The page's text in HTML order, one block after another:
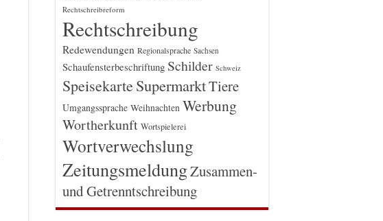
Rechtschreibreform
Rechtschreibung
Redewendungen Regionalsprache Sachsen
Schaufensterbeschriftung Schilder Schweiz
Speisekarte SupermarktTiere
Umgangssprache Weihnachten Werbung
Wortherkunft Wortspielerei
Wortverwechslung
ZeitungsmeldungZusammen-
und Getrenntschreibung